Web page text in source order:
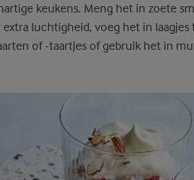
keukens. Meng het in zoete
luchtigheid, voeg het in
of -taartjes of gebruik het in